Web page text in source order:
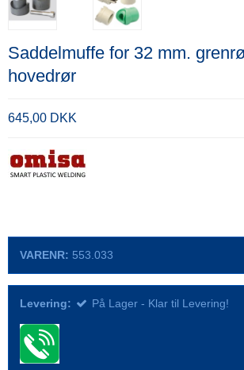
Saddelmuffe for 32 mm.
hovedrør
645,00 DKK
VARENR: 553.033
Levering: På Lager - Klar til Levering!